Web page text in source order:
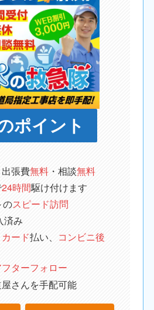
ポイント
出張費無料 ・相談無料
24時間駆け付けます
のスピード訪問
済み
ード払い、 コンビニ後
ターフォロー
さんを手配可能